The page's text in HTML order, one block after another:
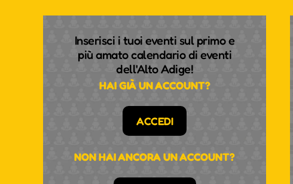
Inserisci i tuoi eventi sul primo e
più amato calendario di eventi
dell'Alto Adige!
HAI GIÀ UN ACCOUNT?
ACCEDI
NON HAI ANCORA UN ACCOUNT?